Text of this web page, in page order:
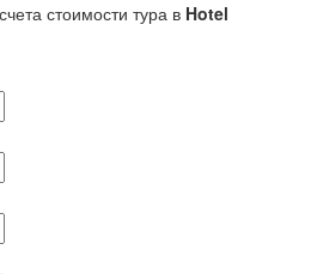
стоимости тура в Hotel